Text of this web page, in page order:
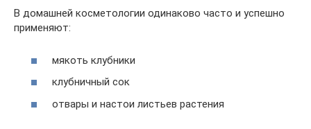
В домашней косметологии одинаково часто и успешно
применяют:
мякоть клубники
клубничный сок
отвары и настои листьев растения